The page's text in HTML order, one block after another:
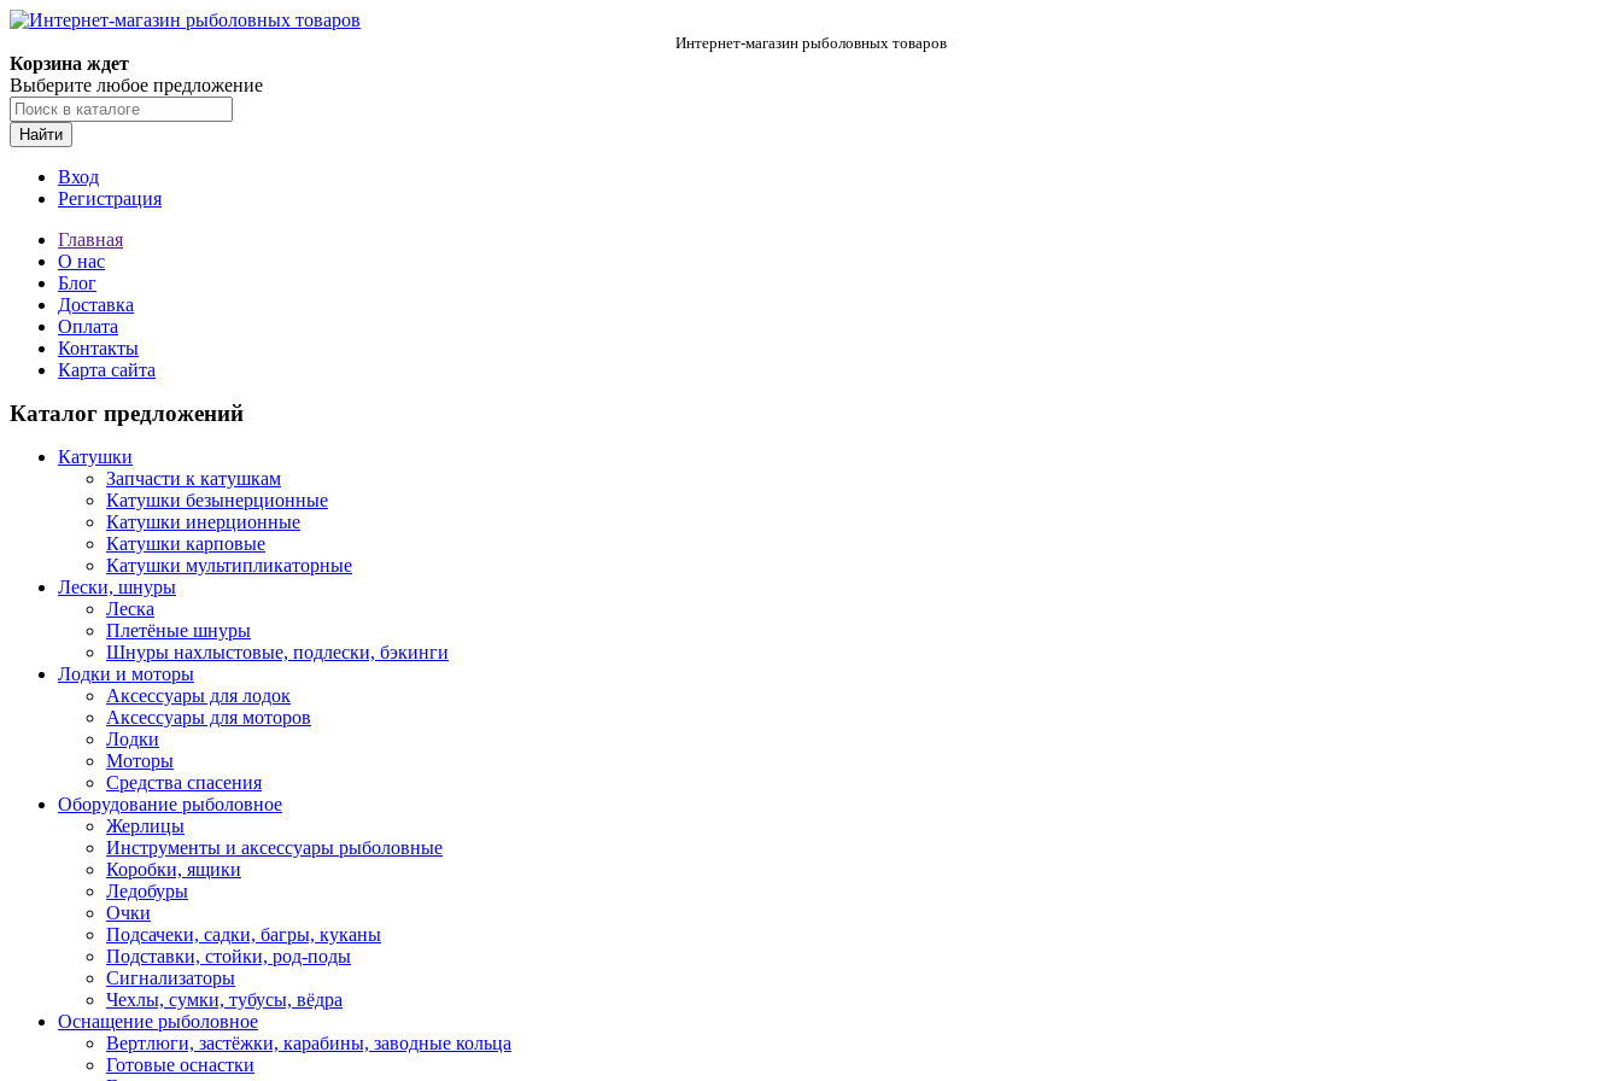
Интернет-магазин рыболовных товаров
Корзина ждет
Выберите любое предложение
Найти
Вход
Регистрация
Главная
О нас
Блог
Доставка
Оплата
Контакты
Карта сайта
Каталог предложений
Катушки
Запчасти к катушкам
Катушки безынерционные
Катушки инерционные
Катушки карповые
Катушки мультипликаторные
Лески, шнуры
Леска
Плетёные шнуры
Шнуры нахлыстовые, подлески, бэкинги
Лодки и моторы
Аксессуары для лодок
Аксессуары для моторов
Лодки
Моторы
Средства спасения
Оборудование рыболовное
Жерлицы
Инструменты и аксессуары рыболовные
Коробки, ящики
Ледобуры
Очки
Подсачеки, садки, багры, куканы
Подставки, стойки, род-поды
Сигнализаторы
Чехлы, сумки, тубусы, вёдра
Оснащение рыболовное
Вертлюги, застёжки, карабины, заводные кольца
Готовые оснастки